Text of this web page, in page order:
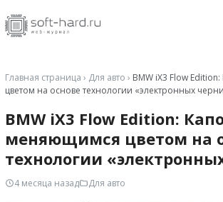
Главная страница › Для авто › BMW iX3 Flow
цветом на основе технологии «электронных
BMW iX3 Flow Edition:
меняющимся цветом на
технологии
4 месяца назад Для авто